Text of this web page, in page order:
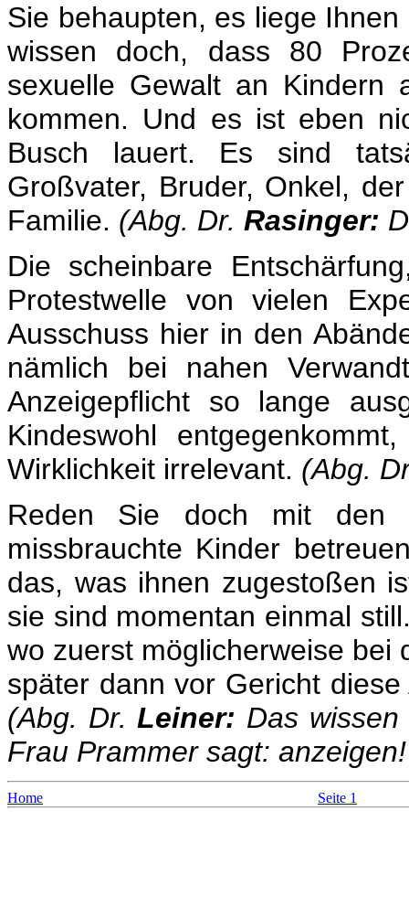
Sie behaupten, es liege
wissen doch, dass 80
sexuelle Gewalt an Kindern
kommen. Und es ist eben
Busch lauert. Es sind
Großvater, Bruder, Onkel,
Familie. (Abg. Dr. Rasinger:
Die scheinbare
Protestwelle von vielen
Ausschuss hier in den
nämlich bei nahen
Anzeigepflicht so lange
Kindeswohl
Wirklichkeit irrelevant. (Abg.
Reden Sie doch mit den
missbrauchte Kinder
das, was ihnen zugestoßen
sie sind momentan einmal
wo zuerst möglicherweise bei
später dann vor Gericht
(Abg. Dr.Leiner: Das
Frau Prammer sagt:
Home Seite 1